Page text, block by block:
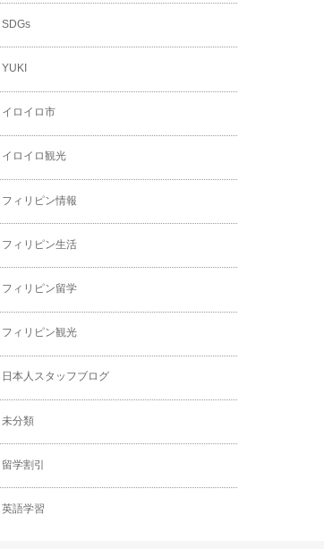
SDGs
YUKI
イロイロ市
イロイロ観光
フィリピン情報
フィリピン生活
フィリピン留学
フィリピン観光
日本人スタッフブログ
未分類
留学割引
英語学習